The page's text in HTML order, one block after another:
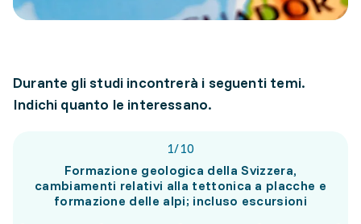
Durante gli studi incontrerà i seguenti temi.
Indichi quanto le interessano.
1/10
Formazione geologica della Svizzera,
cambiamenti relativi alla tettonica a placche e
formazione delle alpi; incluso escursioni